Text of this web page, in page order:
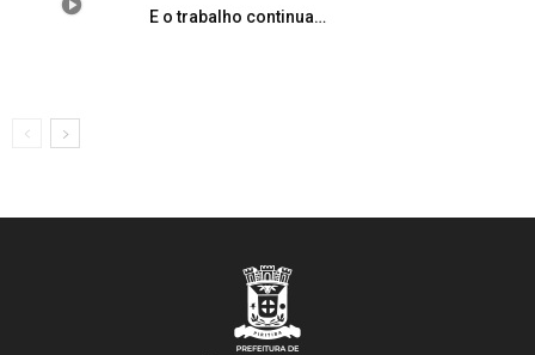
E o trabalho continua…